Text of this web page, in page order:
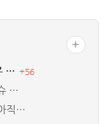
… +56
…
직…